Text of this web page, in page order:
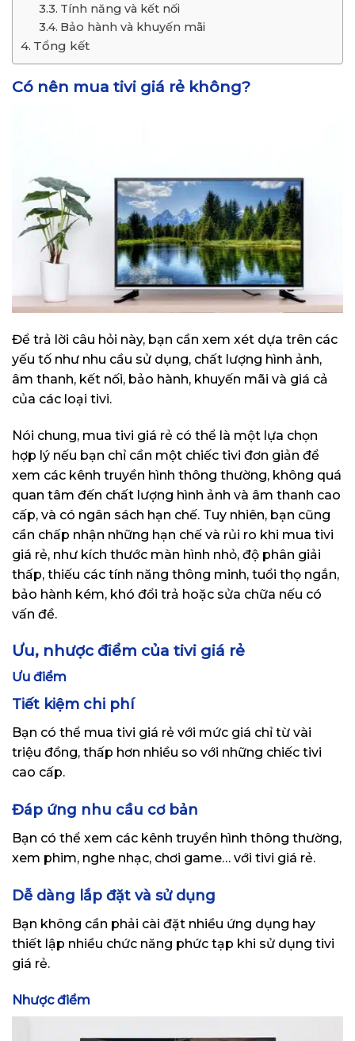
Tính năng và kết nối
Bảo hành và khuyến mãi
Tổng kết
Có nên mua tivi giá rẻ không?
Để trả lời câu hỏi này, bạn cần xem xét dựa trên các
yếu tố như nhu cầu sử dụng, chất lượng hình ảnh,
âm thanh, kết nối, bảo hành, khuyến mãi và giá cả
của các loại tivi.
Nói chung, mua tivi giá rẻ có thể là một lựa chọn
hợp lý nếu bạn chỉ cần một chiếc tivi đơn giản để
xem các kênh truyền hình thông thường, không quá
quan tâm đến chất lượng hình ảnh và âm thanh cao
cấp, và có ngân sách hạn chế. Tuy nhiên, bạn cũng
cần chấp nhận những hạn chế và rủi ro khi mua tivi
giá rẻ, như kích thước màn hình nhỏ, độ phân giải
thấp, thiếu các tính năng thông minh, tuổi thọ ngắn,
bảo hành kém, khó đổi trả hoặc sửa chữa nếu có
vấn đề.
Ưu, nhược điểm của tivi giá rẻ
Ưu điểm
Tiết kiệm chi phí
Bạn có thể mua tivi giá rẻ với mức giá chỉ từ vài
triệu đồng, thấp hơn nhiều so với những chiếc tivi
cao cấp.
Đáp ứng nhu cầu cơ bản
Bạn có thể xem các kênh truyền hình thông thường,
xem phim, nghe nhạc, chơi game… với tivi giá rẻ.
Dễ dàng lắp đặt và sử dụng
Bạn không cần phải cài đặt nhiều ứng dụng hay
thiết lập nhiều chức năng phức tạp khi sử dụng tivi
giá rẻ.
Nhược điểm